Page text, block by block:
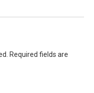
Required fields are